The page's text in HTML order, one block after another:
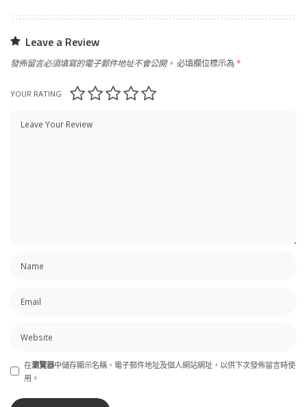
Leave a Review
發佈留言必須填寫的電子郵件地址不會公開。 必填欄位標示為*
YOUR RATING
在瀏覽器中儲存顯示名稱、電子郵件地址及個人網站網址，以供下次發佈留言時使
用。